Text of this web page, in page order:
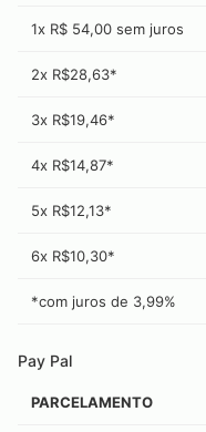
1x R$ 54,00 sem juros
2x R$28,63*
3x R$19,46*
4x R$14,87*
5x R$12,13*
6x R$10,30*
*com juros de 3,99%
Pay Pal
PARCELAMENTO